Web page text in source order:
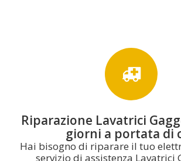
Riparazione Lavatrici
giorni a portata di
Hai bisogno di riparare il tuo
servizio di assistenza Lavatrici